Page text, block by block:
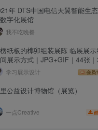
年 DTS中国电信天翼智能生
字化展馆
我不吃晚餐
纸板的榫卯组装展陈 临展展
展示方式｜JPG+GIF｜44张
学习展示设计 会员
公益设计博物馆（展览）
一点Creative